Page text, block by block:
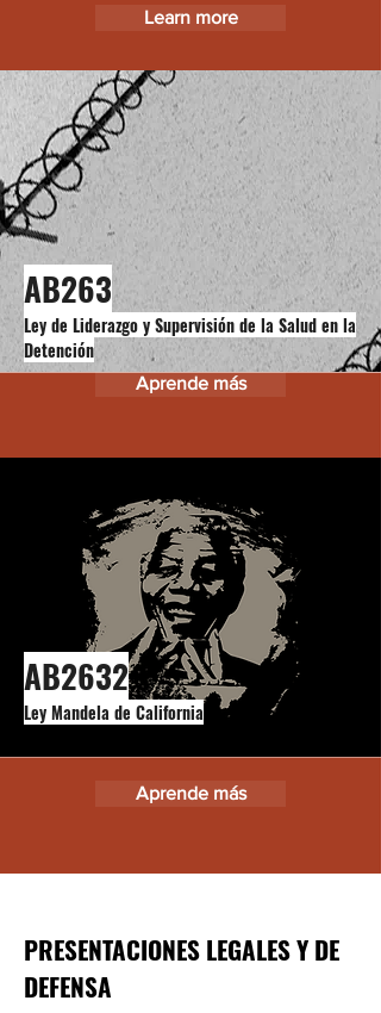
Aprende más
AB263
Ley de Liderazgo y Supervisión de la Salud en la
Detención
AB2632
Ley Mandela de California
Learn more
Aprende más
PRESENTACIONES LEGALES Y DE
DEFENSA